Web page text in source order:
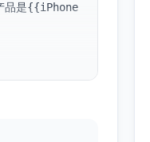
品是{{iPhone